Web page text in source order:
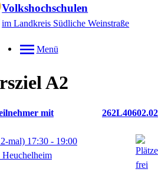
Volkshochschulen
im Landkreis Südliche Weinstraße
Menü
A2
mit
262L40602.02
mal) 17:30 - 19:00